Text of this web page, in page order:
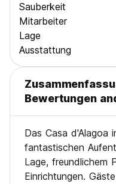
Sauberkeit
Mitarbeiter
Lage
Ausstattung
Bewertungen
Das Casa d'Alagoa
fantastischen
Lage, freundlichem
Einrichtungen.